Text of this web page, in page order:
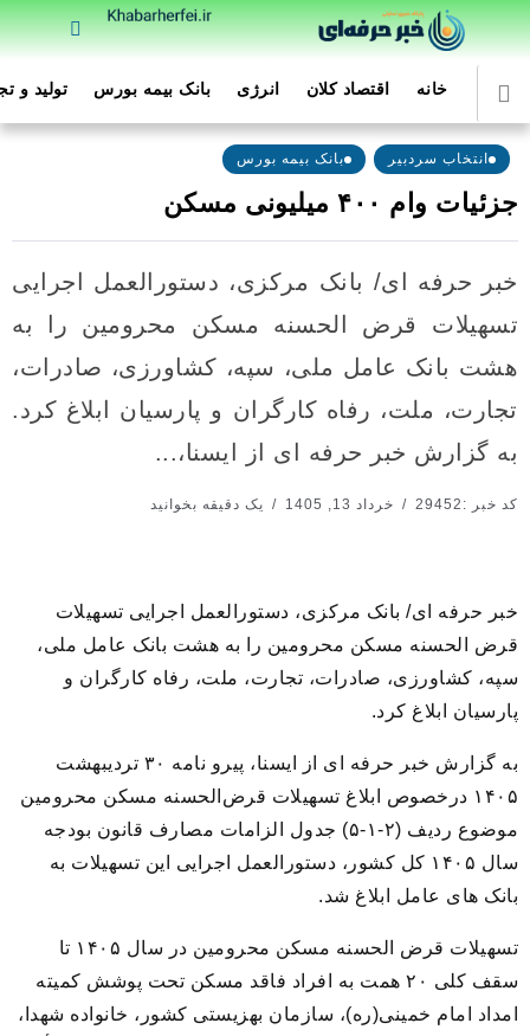
خانه اقتصاد کلان انرژی بانک بیمه بورس تولید و
انتخاب سردبیر بانک بیمه بورس
جزئیات وام ۴۰۰ میلیونی مسکن
خبر حرفه ای/ بانک مرکزی، دستورالعمل اجرایی
تسهیلات قرض الحسنه مسکن محرومین را به
هشت بانک عامل ملی، سپه، کشاورزی، صادرات،
تجارت، ملت، رفاه کارگران و پارسیان ابلاغ کرد.
به گزارش خبر حرفه ای از ایسنا،...
کد خبر :29452 خرداد 13, 1405 یک دقیقه بخوانید
خبر حرفه ای/ بانک مرکزی، دستورالعمل اجرایی تسهیلات
قرض الحسنه مسکن محرومین را به هشت بانک عامل ملی،
سپه، کشاورزی، صادرات، تجارت، ملت، رفاه کارگران و
پارسیان ابلاغ کرد.
به گزارش خبر حرفه ای از ایسنا، پیرو نامه ۳۰ تردیبهشت
۱۴۰۵ درخصوص ابلاغ تسهیلات قرض‌الحسنه مسکن محرومین
موضوع ردیف (۲‏‏‏‏‏‏‏‏‏‏‏‏‏‏‏‏‏‏‏‏‏‏‏‏‏‏‏‏‏‏‏‏‏‏‏‏-۱‏‏‏‏‏‏‏‏‏‏‏‏‏‏‏‏‏‏‏‏‏‏‏‏‏‏‏‏‏‏‏‏‏‏‏‏-۵) جدول الزامات مصارف قانون بودجه
سال ۱۴۰۵ کل کشور، دستورالعمل اجرایی این تسهیلات به
بانک های عامل ابلاغ شد.
تسهیلات قرض الحسنه مسکن محرومین در سال ۱۴۰۵ تا
سقف کلی ۲۰ همت به افراد فاقد مسکن تحت پوشش کمیته
امداد امام خمینی(ره)، سازمان بهزیستی کشور، خانواده شهدا،